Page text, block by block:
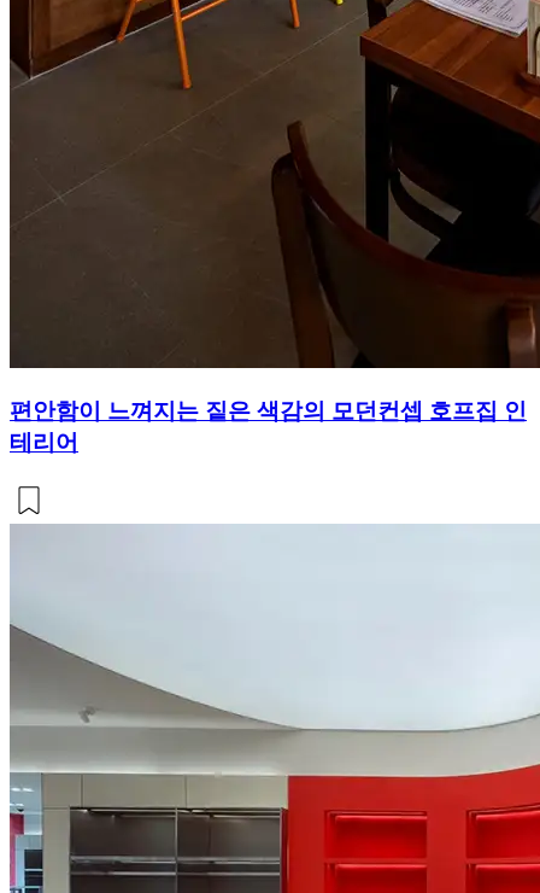
편안함이 느껴지는 짙은 색감의 모던컨셉 호프집 인
테리어